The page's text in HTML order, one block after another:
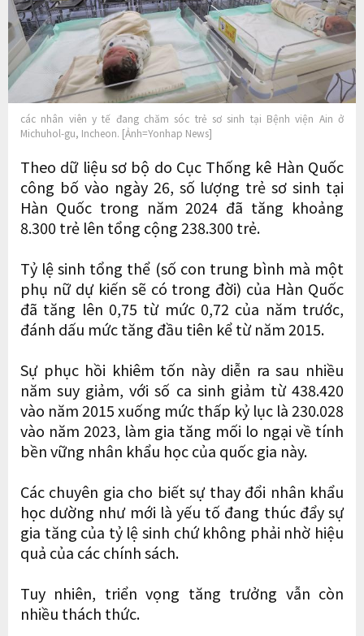
các nhân viên y tế đang chăm sóc trẻ sơ sinh tại Bệnh viện Ain ở
Michuhol-gu, Incheon. [Ảnh=Yonhap News]
Theo dữ liệu sơ bộ do Cục Thống kê Hàn Quốc
công bố vào ngày 26, số lượng trẻ sơ sinh tại
Hàn Quốc trong năm 2024 đã tăng khoảng
8.300 trẻ lên tổng cộng 238.300 trẻ.
Tỷ lệ sinh tổng thể (số con trung bình mà một
phụ nữ dự kiến ​​sẽ có trong đời) của Hàn Quốc
đã tăng lên 0,75 từ mức 0,72 của năm trước,
đánh dấu mức tăng đầu tiên kể từ năm 2015.
Sự phục hồi khiêm tốn này diễn ra sau nhiều
năm suy giảm, với số ca sinh giảm từ 438.420
vào năm 2015 xuống mức thấp kỷ lục là 230.028
vào năm 2023, làm gia tăng mối lo ngại về tính
bền vững nhân khẩu học của quốc gia này.
Các chuyên gia cho biết sự thay đổi nhân khẩu
học dường như mới là yếu tố đang thúc đẩy sự
gia tăng của tỷ lệ sinh chứ không phải nhờ hiệu
quả của các chính sách.
Tuy nhiên, triển vọng tăng trưởng vẫn còn
nhiều thách thức.